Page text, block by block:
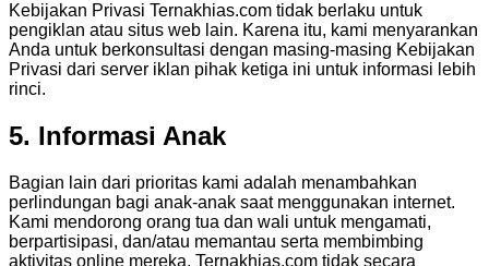
Kebijakan Privasi Ternakhias.com tidak berlaku untuk
pengiklan atau situs web lain. Karena itu, kami menyarankan
Anda untuk berkonsultasi dengan masing-masing Kebijakan
Privasi dari server iklan pihak ketiga ini untuk informasi lebih
rinci.
5. Informasi Anak
Bagian lain dari prioritas kami adalah menambahkan
perlindungan bagi anak-anak saat menggunakan internet.
Kami mendorong orang tua dan wali untuk mengamati,
berpartisipasi, dan/atau memantau serta membimbing
aktivitas online mereka. Ternakhias.com tidak secara